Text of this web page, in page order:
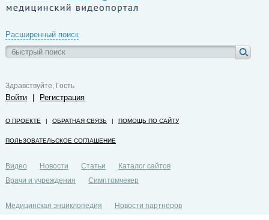
Расширенный поиск
Здравствуйте, Гость
Войти | Регистрация
О ПРОЕКТЕ | ОБРАТНАЯ СВЯЗЬ | ПОМОЩЬ ПО САЙТУ
ПОЛЬЗОВАТЕЛЬСКОЕ СОГЛАШЕНИЕ
Видео Новости Статьи
Каталог сайтов
Врачи и учреждения
Симптомчекер
Медицинская энциклопедия
Новости партнеров